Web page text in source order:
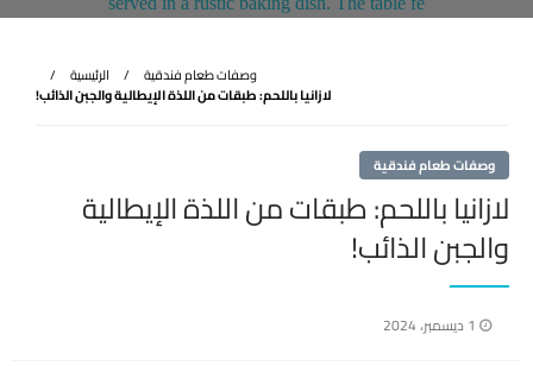
الرئيسية
وصفات طعام فندقية
لازانيا باللحم: طبقات من اللذة الإيطالية والجبن الذائب!
وصفات طعام فندقية
لازانيا باللحم: طبقات من اللذة الإيطالية
والجبن الذائب!
نُشر1 ديسمبر، 2024